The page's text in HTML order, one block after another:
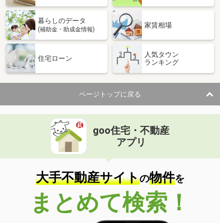
暮らしのデータ
(補助金・助成金情報)
家賃相場
住宅ローン
人気タウン
ランキング
ページトップに戻る
goo住宅・不動産
アプリ
大手不動産サイトの物件を
まとめて検索！